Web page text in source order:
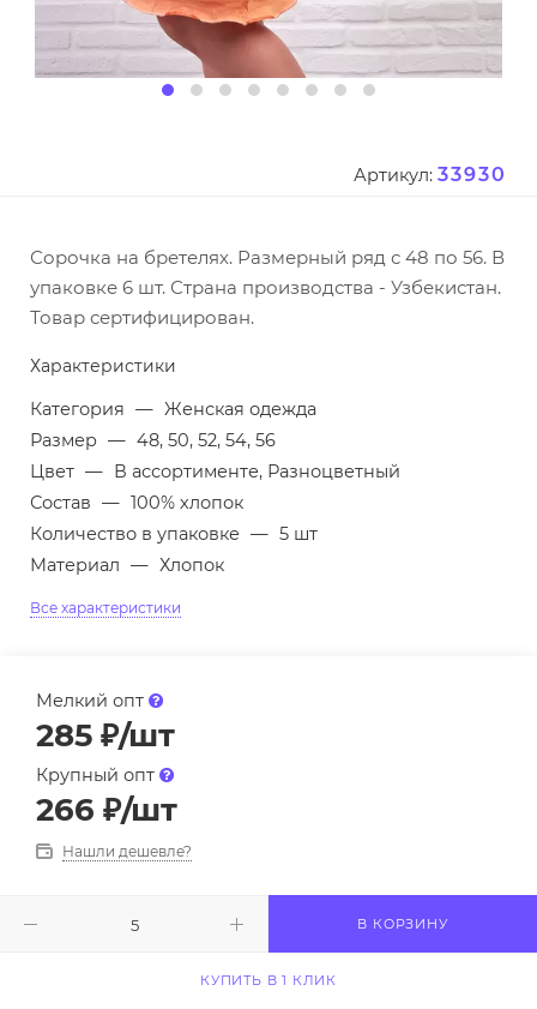
Артикул: 33930
Сорочка на бретелях. Размерный ряд с 48 по 56. В
упаковке 6 шт. Страна производства - Узбекистан.
Товар сертифицирован.
Характеристики
Категория — Женская одежда
Размер — 48, 50, 52, 54, 56
Цвет — В ассортименте, Разноцветный
Состав — 100% хлопок
Количество в упаковке — 5 шт
Материал — Хлопок
Все характеристики
Мелкий опт
285 ₽/шт
Крупный опт
266 ₽/шт
Нашли дешевле?
В КОРЗИНУ
КУПИТЬ В 1 КЛИК